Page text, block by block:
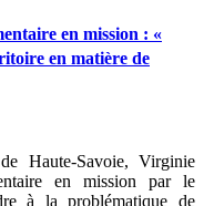
en mission : «
en matière de
Haute-Savoie, Virginie
en mission par le
à la problématique de